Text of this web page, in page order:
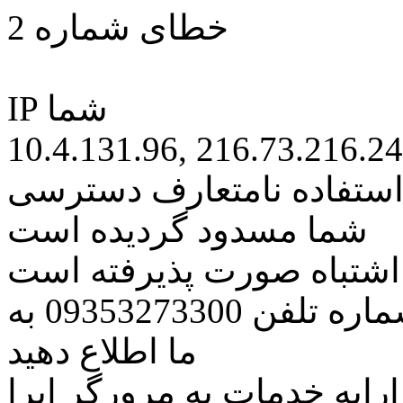
خطای شماره 2
IP شما
10.4.131.96,
نامتعارف دسترسی
شما مسدود گردیده است
اشتباه صورت پذیرفته است
مراتب این مسئله را از طریق شماره تلفن 09353273300 به
ما اطلاع دهید
خدمات به مرورگر اپرا